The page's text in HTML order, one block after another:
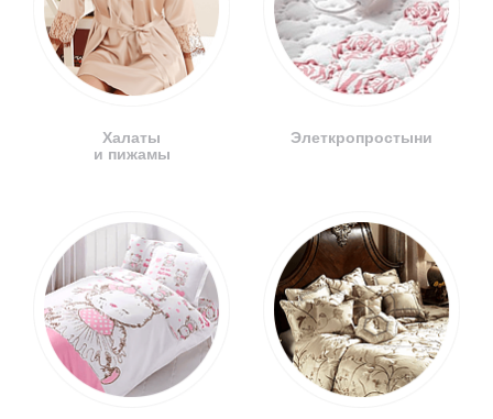
Халаты
и пижамы
Элеткропростыни